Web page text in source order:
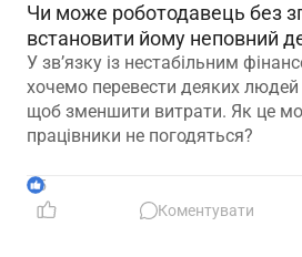
Чи може роботодавець без
встановити йому неповний
У зв’язку із нестабільним
хочемо перевести деяких
щоб зменшити витрати. Як це
працівники не погодяться?
5
Коментувати